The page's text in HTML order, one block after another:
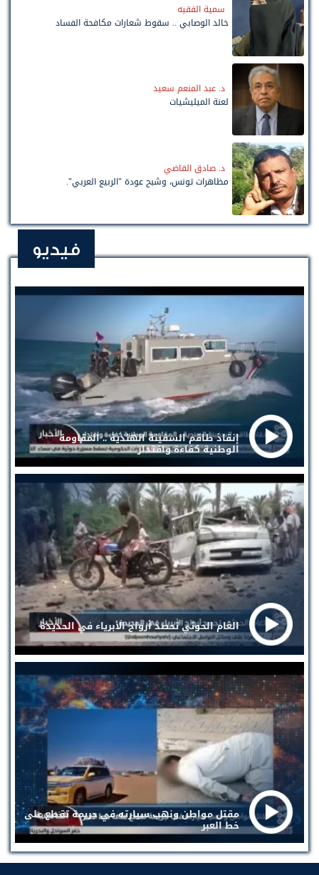
سمية الفقيه
خالد الوصابي .. سقوط شعارات مكافحة الفساد
د. عبد المنعم سعيد
لعنة الميليشيات
د. صادق القاضي
مظاهرات تونس، وشبح عودة "الربيع العربي".
فيديو
إنقاذ طاقم السفينة الهندية .. المقاومة
الوطنية كفاءة واقتدار
الغام الحوثي تحصد أرواح الأبرياء في الحديدة
مقتل مواطن ونهب سيارته في جريمة تقطع على
خط العبر